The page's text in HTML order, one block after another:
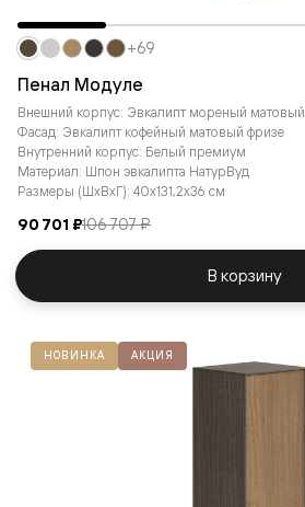
Пенал Модуле
Внешний корпус: Эвкалипт мореный матовый
Фасад: Эвкалипт кофейный матовый фризе
Внутренний корпус: Белый премиум
Материал: Шпон эвкалипта НатурВуд
Размеры (ШxВxГ): 40x131,2x36 см
90 701 ₽106 707 ₽
+69
В корзину
НОВИНКА АКЦИЯ